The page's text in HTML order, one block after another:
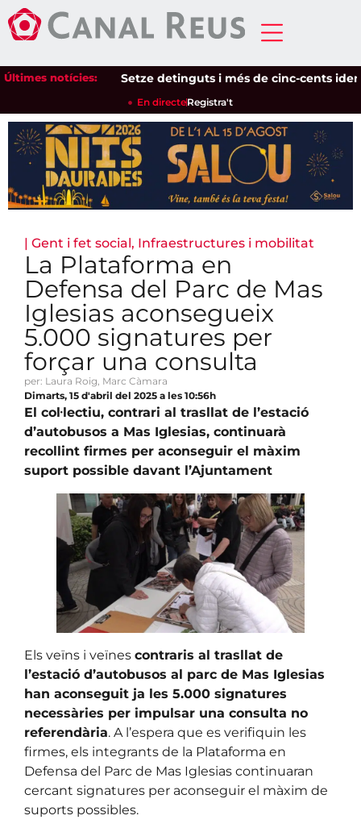
Últimes notícies: Setze detinguts i més de cinc-cents
En directeRegistra't
| Gent i fet social, Infraestructures i mobilitat
La Plataforma en
Defensa del Parc de Mas
Iglesias aconsegueix
5.000 signatures per
forçar una consulta
per: Laura Roig, Marc Càmara
Dimarts, 15 d'abril del 2025 a les 10:56h
El col·lectiu, contrari al trasllat de l’estació
d’autobusos a Mas Iglesias, continuarà
recollint firmes per aconseguir el màxim
suport possible davant l’Ajuntament
Els veïns i veïnes contraris al trasllat de
l’estació d’autobusos al parc de Mas Iglesias
han aconseguit ja les 5.000 signatures
necessàries per impulsar una consulta no
referendària. A l’espera que es verifiquin les
firmes, els integrants de la Plataforma en
Defensa del Parc de Mas Iglesias continuaran
cercant signatures per aconseguir el màxim de
suports possibles.